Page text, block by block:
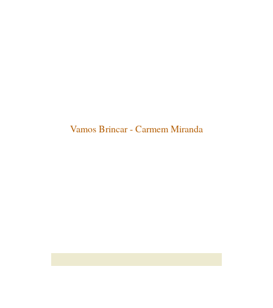
Vamos Brincar - Carmem Miranda